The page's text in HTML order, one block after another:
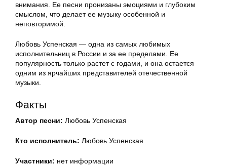
внимания. Ее песни пронизаны эмоциями и глубоким
смыслом, что делает ее музыку особенной и
неповторимой.
Любовь Успенская — одна из самых любимых
исполнительниц в России и за ее пределами. Ее
популярность только растет с годами, и она остается
одним из ярчайших представителей отечественной
музыки.
Факты
Автор песни: Любовь Успенская
Кто исполнитель: Любовь Успенская
Участники: нет информации